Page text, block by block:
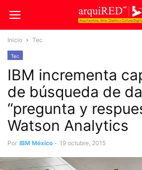
Inicio Tec
Tec
IBM incrementa
de búsqueda de
“pregunta y
Watson Analytics
Por IBM México - 19 octubre, 2015